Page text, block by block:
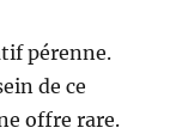
pérenne.
de ce
offre rare.